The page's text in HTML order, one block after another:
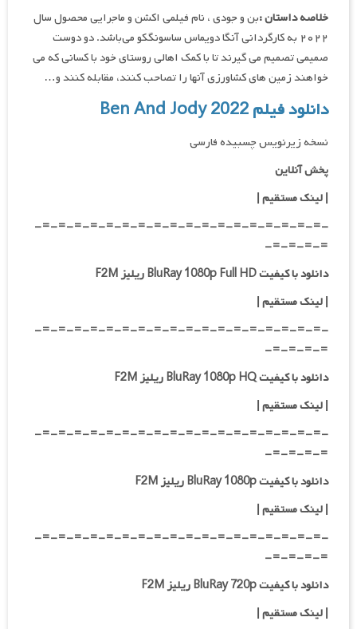
خلاصه داستان :بن و جودی ، نام فیلمی اکشن و ماجرایی محصول سال
۲۰۲۲ به کارگردانی آنگا دویماس ساسونگکو می‌باشد. دو دوست
صمیمی تصمیم می گیرند تا با کمک اهالی روستای خود با کسانی که می
خواهند زمین های کشاورزی آنها را تصاحب کنند، مقابله کنند و…
دانلود فیلم Ben And Jody 2022
نسخه زیرنویس چسبیده فارسی
پخش آنلاین
| لینک مستقیم|
-=-=-=-=-=-=-=-=-=-=-=-=-=-=-=-=-=-=-
=-=-=-=-
دانلود با کیفیت BluRay 1080p Full HD ریلیز F2M
|لینک مستقیم|
-=-=-=-=-=-=-=-=-=-=-=-=-=-=-=-=-=-=-
=-=-=-=-
دانلود با کیفیت BluRay 1080p HQ ریلیز F2M
|لینک مستقیم|
-=-=-=-=-=-=-=-=-=-=-=-=-=-=-=-=-=-=-
=-=-=-=-
دانلود با کیفیت BluRay 1080p ریلیز F2M
|لینک مستقیم|
-=-=-=-=-=-=-=-=-=-=-=-=-=-=-=-=-=-=-
=-=-=-=-
دانلود با کیفیت BluRay 720p ریلیز F2M
| لینک مستقیم|